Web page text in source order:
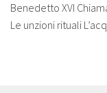
Benedetto XVI
Le unzioni rituali